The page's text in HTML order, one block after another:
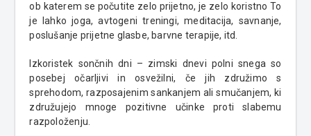
ob katerem se počutite zelo prijetno, je zelo koristno To
je lahko joga, avtogeni treningi, meditacija, savnanje,
poslušanje prijetne glasbe, barvne terapije, itd.
Izkoristek sončnih dni – zimski dnevi polni snega so
posebej očarljivi in osvežilni, če jih združimo s
sprehodom, razposajenim sankanjem ali smučanjem, ki
združujejo mnoge pozitivne učinke proti slabemu
razpoloženju.